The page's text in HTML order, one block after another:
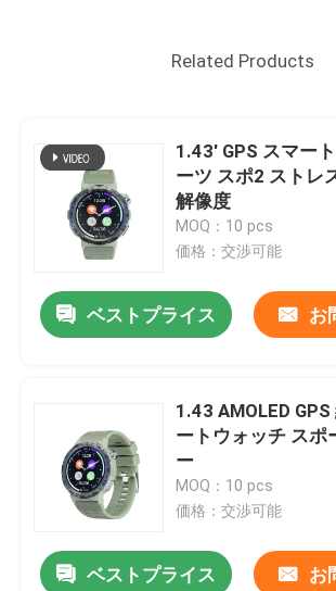
Related Products
1.43' GPS スマー
ーツ スポ2 ストレ
解像度
MOQ：10 pcs
価格：交渉可能
ベストプライス お
1.43 AMOLED
ートウォッチ スポ
ー
MOQ：10 pcs
価格：交渉可能
ベストプライス お